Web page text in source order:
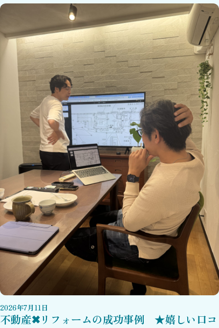
2026年7月11 日
不動産✖リフォームの成功事例 ★嬉しい口コ